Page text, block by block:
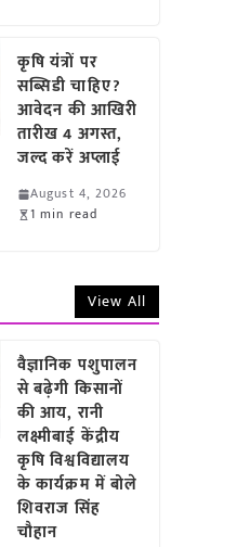
कृषि यंत्रों पर
सब्सिडी चाहिए?
आवेदन की आखिरी
तारीख 4 अगस्त,
जल्द करें अप्लाई
August 4, 2026
1 min read
View All
वैज्ञानिक पशुपालन
से बढ़ेगी किसानों
की आय, रानी
लक्ष्मीबाई केंद्रीय
कृषि विश्वविद्यालय
के कार्यक्रम में बोले
शिवराज सिंह
चौहान